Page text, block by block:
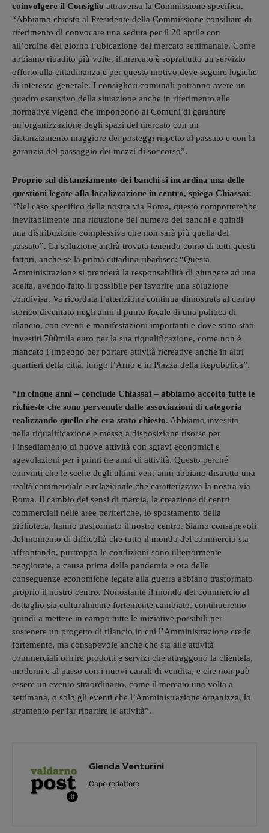
coinvolgere il Consiglio attraverso la Commissione specifica.
“Abbiamo chiesto al Presidente della Commissione consiliare di
riferimento di convocare una seduta per il 20 aprile con
all’ordine del giorno l’ubicazione del mercato settimanale. Come
abbiamo ribadito più volte, il mercato è soprattutto un servizio
offerto alla cittadinanza e per questo motivo deve seguire logiche
di interesse generale. I consiglieri comunali potranno avere un
quadro esaustivo della situazione anche in riferimento alle
normative vigenti che impongono ai Comuni di garantire
un’organizzazione degli spazi del mercato con un
distanziamento maggiore dei posteggi rispetto al passato e con la
garanzia del passaggio dei mezzi di soccorso”.
Proprio sul distanziamento dei banchi si incardina una delle
questioni legate alla localizzazione in centro, spiega Chiassai:
“Nel caso specifico della nostra via Roma, questo comporterebbe
inevitabilmente una riduzione del numero dei banchi e quindi
una distribuzione complessiva che non sarà più quella del
passato”. La soluzione andrà trovata tenendo conto di tutti questi
fattori, anche se la prima cittadina ribadisce: “Questa
Amministrazione si prenderà la responsabilità di giungere ad una
scelta, avendo fatto il possibile per favorire una soluzione
condivisa. Va ricordata l’attenzione continua dimostrata al centro
storico diventato negli anni il punto focale di una politica di
rilancio, con eventi e manifestazioni importanti e dove sono stati
investiti 700mila euro per la sua riqualificazione, come non è
mancato l’impegno per portare attività ricreative anche in altri
quartieri della città, lungo l’Arno e in Piazza della Repubblica”.
“In cinque anni – conclude Chiassai – abbiamo accolto tutte le
richieste che sono pervenute dalle associazioni di categoria
realizzando quello che era stato chiesto. Abbiamo investito
nella riqualificazione e messo a disposizione risorse per
l’insediamento di nuove attività con sgravi economici e
agevolazioni per i primi tre anni di attività. Questo perché
convinti che le scelte degli ultimi vent’anni abbiano distrutto una
realtà commerciale e relazionale che caratterizzava la nostra via
Roma. Il cambio dei sensi di marcia, la creazione di centri
commerciali nelle aree periferiche, lo spostamento della
biblioteca, hanno trasformato il nostro centro. Siamo consapevoli
del momento di difficoltà che tutto il mondo del commercio sta
affrontando, purtroppo le condizioni sono ulteriormente
peggiorate, a causa prima della pandemia e ora delle
conseguenze economiche legate alla guerra abbiano trasformato
proprio il nostro centro. Nonostante il mondo del commercio al
dettaglio sia culturalmente fortemente cambiato, continueremo
quindi a mettere in campo tutte le iniziative possibili per
sostenere un progetto di rilancio in cui l’Amministrazione crede
fortemente, ma consapevole anche che sta alle attività
commerciali offrire prodotti e servizi che attraggono la clientela,
moderni e al passo con i nuovi canali di vendita, e che non può
essere un evento straordinario, come il mercato una volta a
settimana, o solo gli eventi che l’Amministrazione organizza, lo
strumento per far ripartire le attività”.
Glenda Venturini
Capo redattore